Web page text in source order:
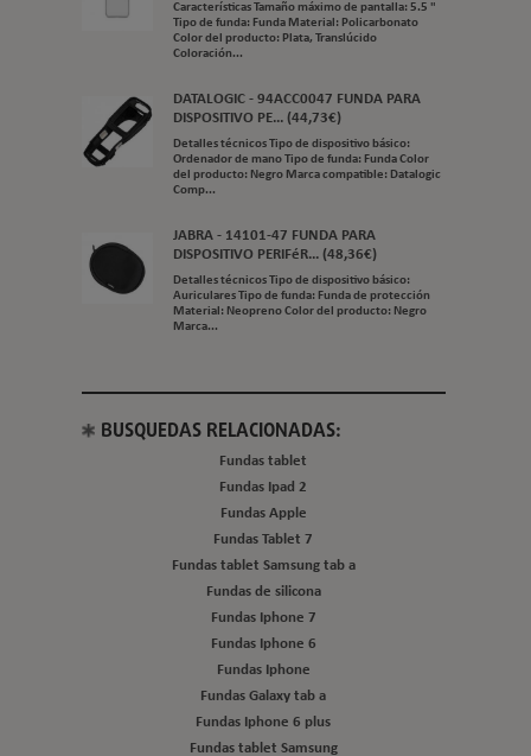
Características Tamaño máximo de pantalla: 5.5 "
Tipo de funda: Funda Material: Policarbonato
Color del producto: Plata, Translúcido
Coloración...
DATALOGIC - 94ACC0047 FUNDA PARA
DISPOSITIVO PE... (44,73€)
Detalles técnicos Tipo de dispositivo básico:
Ordenador de mano Tipo de funda: Funda Color
del producto: Negro Marca compatible: Datalogic
Comp...
JABRA - 14101-47 FUNDA PARA
DISPOSITIVO PERIFéR... (48,36€)
Detalles técnicos Tipo de dispositivo básico:
Auriculares Tipo de funda: Funda de protección
Material: Neopreno Color del producto: Negro
Marca...
BUSQUEDAS RELACIONADAS:
Fundas tablet
Fundas Ipad 2
Fundas Apple
Fundas Tablet 7
Fundas tablet Samsung tab a
Fundas de silicona
Fundas Iphone 7
Fundas Iphone 6
Fundas Iphone
Fundas Galaxy tab a
Fundas Iphone 6 plus
Fundas tablet Samsung